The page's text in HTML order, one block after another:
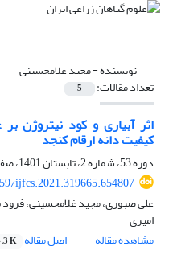
نویسنده =مجید غلامحسینی
تعداد مقالات: 5
اثر آبیاری و کود نیتروژن
کیفیت دانه ارقام کنجد
دوره 53، شماره 2، تابستان 1401، صفحه
ijfcs.2021.319665.654807
علی صبوری، مجید غلامحسینی، فرود
امیری
مشاهده مقاله
اصل مقاله K